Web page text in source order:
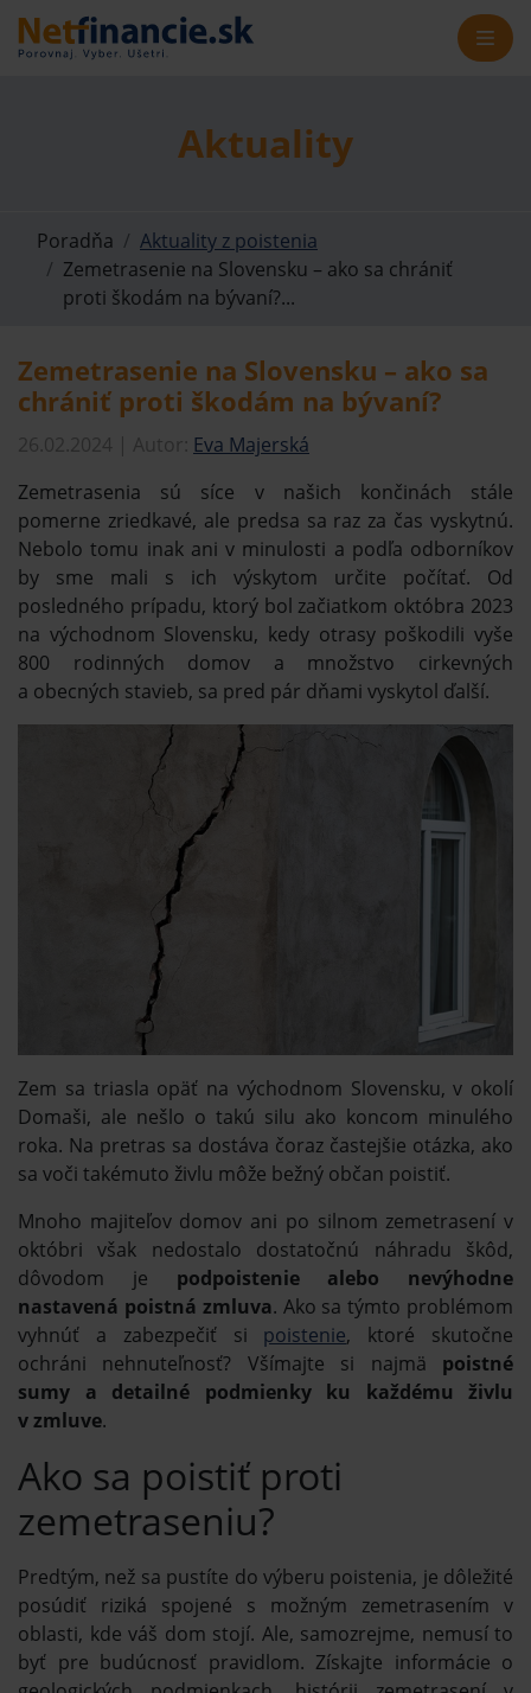
Aktuality
Poradňa
Aktuality z poistenia
Zemetrasenie na Slovensku – ako sa chrániť
proti škodám na bývaní?...
Zemetrasenie na Slovensku – ako sa
chrániť proti škodám na bývaní?
26.02.2024 | Autor: Eva Majerská
Zemetrasenia sú síce v našich končinách stále
pomerne zriedkavé, ale predsa sa raz za čas vyskytnú.
Nebolo tomu inak ani v minulosti a podľa odborníkov
by sme mali s ich výskytom určite počítať. Od
posledného prípadu, ktorý bol začiatkom októbra 2023
na východnom Slovensku, kedy otrasy poškodili vyše
800 rodinných domov a množstvo cirkevných
a obecných stavieb, sa pred pár dňami vyskytol ďalší.
Zem sa triasla opäť na východnom Slovensku, v okolí
Domaši, ale nešlo o takú silu ako koncom minulého
roka. Na pretras sa dostáva čoraz častejšie otázka, ako
sa voči takémuto živlu môže bežný občan poistiť.
Mnoho majiteľov domov ani po silnom zemetrasení v
októbri však nedostalo dostatočnú náhradu škôd,
dôvodom je podpoistenie alebo nevýhodne
nastavená poistná zmluva. Ako sa týmto problémom
vyhnúť a zabezpečiť si poistenie, ktoré skutočne
ochráni nehnuteľnosť? Všímajte si najmä poistné
sumy a detailné podmienky ku každému živlu
v zmluve.
Ako sa poistiť proti
zemetraseniu?
Predtým, než sa pustíte do výberu poistenia, je dôležité
posúdiť riziká spojené s možným zemetrasením v
oblasti, kde váš dom stojí. Ale, samozrejme, nemusí to
byť pre budúcnosť pravidlom. Získajte informácie o